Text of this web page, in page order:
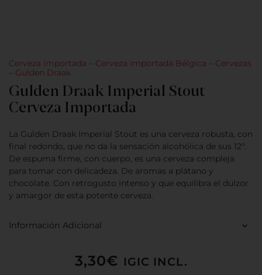
Cerveza importada Cerveza importada Bélgica
Cervezas
Gulden Draak
Gulden Draak Imperial Stout
Cerveza Importada
La Gulden Draak Imperial Stout es una cerveza robusta, con
final redondo, que no da la sensación alcohólica de sus 12º.
De espuma firme, con cuerpo, es una cerveza compleja
para tomar con delicadeza. De aromas a plátano y
chocolate. Con retrogusto intenso y que equilibra el dulzor
y amargor de esta potente cerveza.
Información Adicional
3,30€ IGIC INCL.